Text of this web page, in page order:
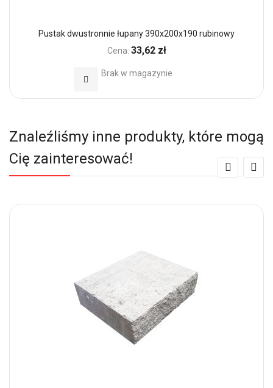
Pustak dwustronnie łupany 390x200x190 rubinowy
Cena: 33,62 zł
Brak w magazynie
Dodaj do Ulubionych
Znaleźliśmy inne produkty, które mogą
Cię zainteresować!